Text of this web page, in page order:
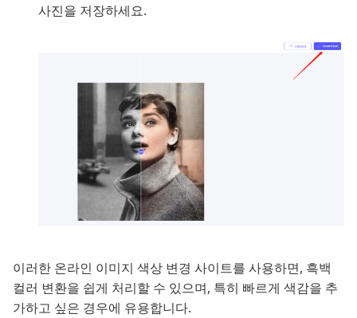
사진을 저장하세요.
이러한 온라인 이미지 색상 변경 사이트를 사용하면, 흑백
컬러 변환을 쉽게 처리할 수 있으며, 특히 빠르게 색감을 추
가하고 싶은 경우에 유용합니다.